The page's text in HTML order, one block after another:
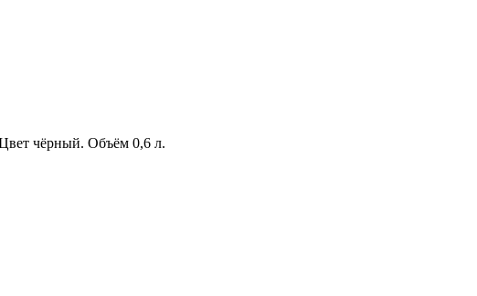
чёрный. Объём 0,6 л.